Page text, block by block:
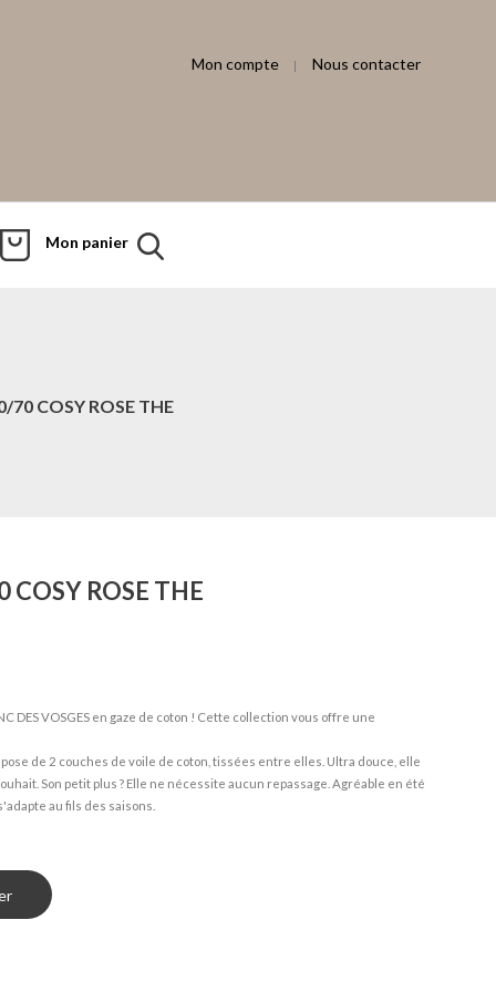
Mon compte Nous contacter
Mon panier
70 COSY ROSE THE
COSY ROSE THE
DES VOSGES en gaze de coton ! Cette collection vous offre une
de 2 couches de voile de coton, tissées entre elles. Ultra douce, elle
Son petit plus ? Elle ne nécessite aucun repassage. Agréable en été
au fils des saisons.